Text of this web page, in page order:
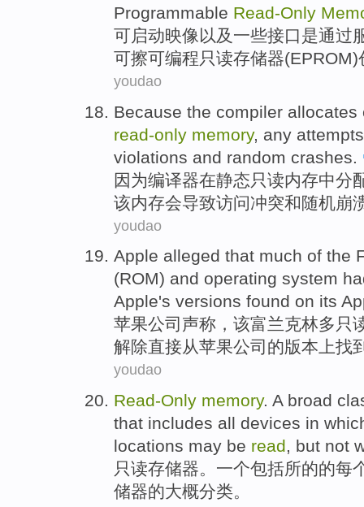
Programmable Read-Only
可启动映像 以及 一些接口是通过
可擦可编程只读存储器(EPROM)
youdao
Because the compiler allocates
read-only memory, any
violations and random crashes
因为编译器在静态 只读内存中分
该内存会导致访问冲突和随机崩
youdao
Apple alleged that much of the
(ROM) and operating system
Apple's versions found on its
苹果公司 声称 ， 该富兰克林多 只
解除直接从苹果公司的版本上找
youdao
Read-Only memory. A broad
that includes all devices in
locations may be read, but not
只读存储器。 一个包括所的的每
储器的大概分类。